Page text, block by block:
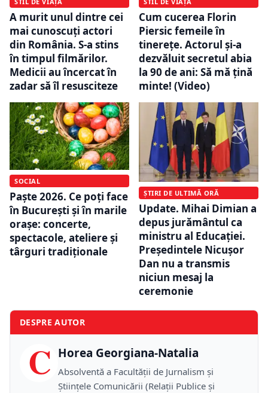
A murit unul dintre cei
mai cunoscuți actori
din România. S-a stins
în timpul filmărilor.
Medicii au încercat în
zadar să îl resusciteze
Cum cucerea Florin
Piersic femeile în
tinerețe. Actorul și-a
dezvăluit secretul abia
la 90 de ani: Să mă țină
minte! (Video)
SOCIAL
Paște 2026. Ce poți face
în București și în marile
orașe: concerte,
spectacole, ateliere și
târguri tradiționale
ȘTIRI DE ULTIMĂ ORĂ
Update. Mihai Dimian a
depus jurământul ca
ministru al Educației.
Președintele Nicușor
Dan nu a transmis
niciun mesaj la
ceremonie
DESPRE AUTOR
C Horea Georgiana-Natalia
Absolventă a Facultății de Jurnalism și
Științele Comunicării (Relații Publice și